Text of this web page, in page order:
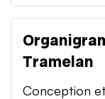
Tramelan
Conception